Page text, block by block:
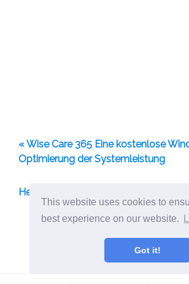
This website uses cookies to
best experience on our website.
Got it!
Teilen Sie dies:
« Wise Care 365 Eine kostenlose
Optimierung der Systemleistung
Hexe fertigt Halloween-Projekte an »